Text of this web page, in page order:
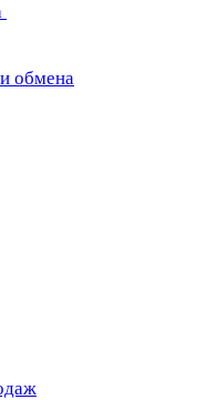
обмена